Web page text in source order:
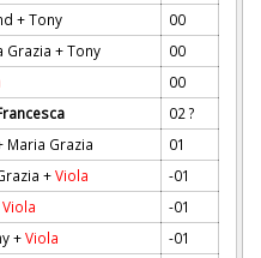
+ Tony
00
Grazia + Tony
00
00
02 ?
Maria Grazia
01
+Viola
-01
Viola
-01
+Viola
-01